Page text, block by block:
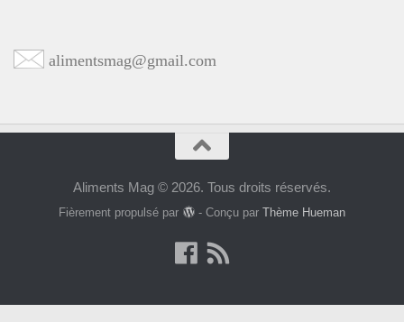
alimentsmag@gmail.com
Aliments Mag © 2026. Tous droits réservés.
Fièrement propulsé par - Conçu par Thème Hueman